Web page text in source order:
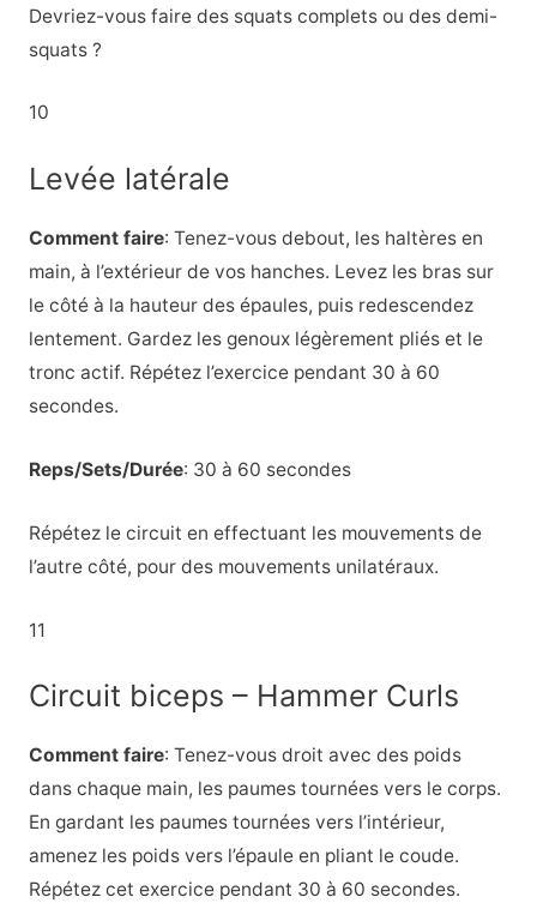
Devriez-vous faire des squats complets ou des demi-
squats ?
10
Levée latérale
Comment faire: Tenez-vous debout, les haltères en
main, à l’extérieur de vos hanches. Levez les bras sur
le côté à la hauteur des épaules, puis redescendez
lentement. Gardez les genoux légèrement pliés et le
tronc actif. Répétez l’exercice pendant 30 à 60
secondes.
Reps/Sets/Durée: 30 à 60 secondes
Répétez le circuit en effectuant les mouvements de
l’autre côté, pour des mouvements unilatéraux.
11
Circuit biceps – Hammer Curls
Comment faire: Tenez-vous droit avec des poids
dans chaque main, les paumes tournées vers le corps.
En gardant les paumes tournées vers l’intérieur,
amenez les poids vers l’épaule en pliant le coude.
Répétez cet exercice pendant 30 à 60 secondes.